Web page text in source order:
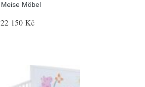
Meise Möbel
22 150 Kč